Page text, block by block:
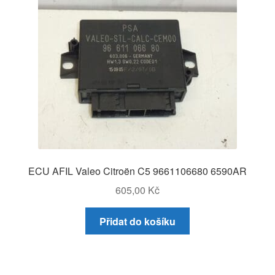
ECU AFIL Valeo Citroën C5 9661106680 6590AR
605,00 Kč
Přidat do košíku